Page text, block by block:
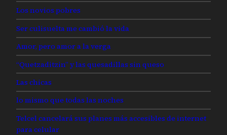
Los novios pobres
Ser culisuelta me cambió la vida
Amor, pero amor a la verga
“Quetzaditzin” y las quesadillas sin queso
Las chicas
lo mismo que todas las noches
Telcel cancelará sus planes más accesibles de internet
para celular